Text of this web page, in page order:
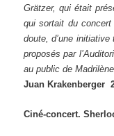
Grätzer, qui était
qui sortait du
doute, d’une
proposés par
au public de
Juan Krakenberger
Ciné-concert.